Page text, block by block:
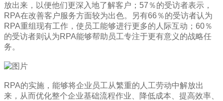
放出来，以便他们更深入地了解客户；57％的受访者表示，
RPA在改善客户服务方面较为出色。另有66％的受访者认为
RPA重组现有工作，使员工能够进行更多的人际互动；60％
的受访者则认为RPA能够帮助员工专注于更有意义的战略任
务。
RPA的实施，能够将企业员工从繁重的人工劳动中解放出
来，从而优化整个企业基础流程作业、降低成本、提高效率、